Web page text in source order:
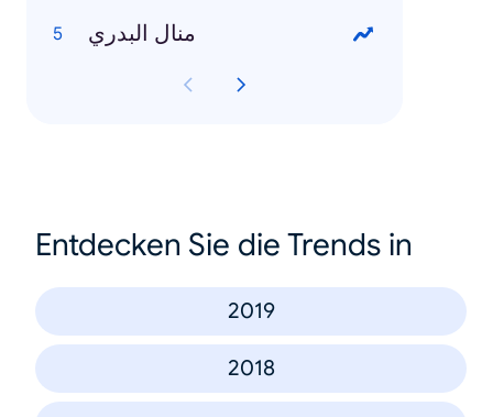
منال البدري
Entdecken Sie die Trends in
2019
2018